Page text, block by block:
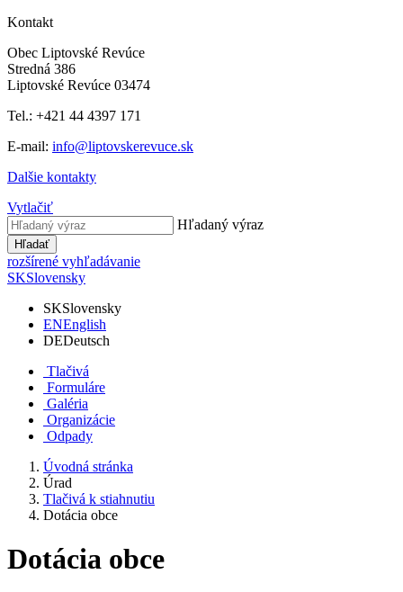
Kontakt
Obec Liptovské Revúce
Stredná 386
Liptovské Revúce 03474
Tel.: +421 44 4397 171
E-mail: info@liptovskerevuce.sk
Dalšie kontakty
Vytlačiť
Hľadaný výraz
Hľadať
rozšírené vyhľadávanie
SKSlovensky
SKSlovensky
ENEnglish
DEDeutsch
Tlačivá
Formuláre
Galéria
Organizácie
Odpady
Úvodná stránka
Úrad
Tlačivá k stiahnutiu
Dotácia obce
Dotácia obce